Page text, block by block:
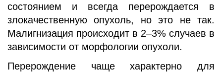
состоянием и всегда перерождается в
злокачественную опухоль, но это не так.
Малигнизация происходит в 2–3% случаев в
зависимости от морфологии опухоли.
Перерождение чаще характерно для